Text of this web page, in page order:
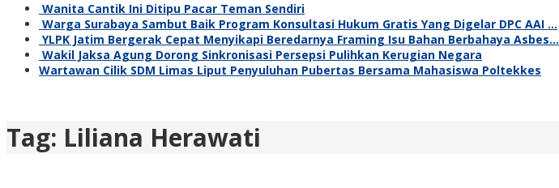
Wanita Cantik Ini Ditipu Pacar Teman Sendiri
Warga Surabaya Sambut Baik Program Konsultasi Hukum Gratis Yang Digelar DPC AAI …
YLPK Jatim Bergerak Cepat Menyikapi Beredarnya Framing Isu Bahan Berbahaya Asbes…
Wakil Jaksa Agung Dorong Sinkronisasi Persepsi Pulihkan Kerugian Negara
Wartawan Cilik SDM Limas Liput Penyuluhan Pubertas Bersama Mahasiswa Poltekkes
Tag: Liliana Herawati